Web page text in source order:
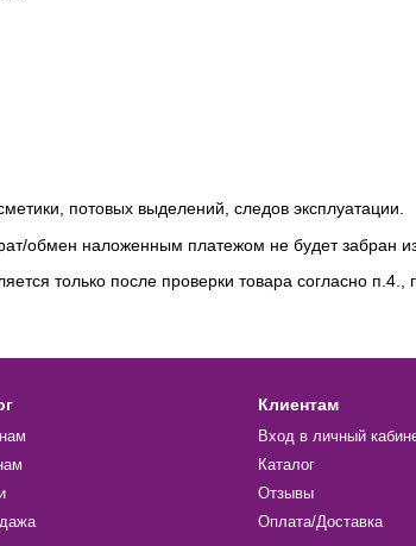
потовых выделений, следов эксплуатации.
обмен наложенным платежом не будет забран
только после проверки товара согласно п.4.,
Клиентам
Вход в личный
Каталог
Отзывы
Оплата/Доставка